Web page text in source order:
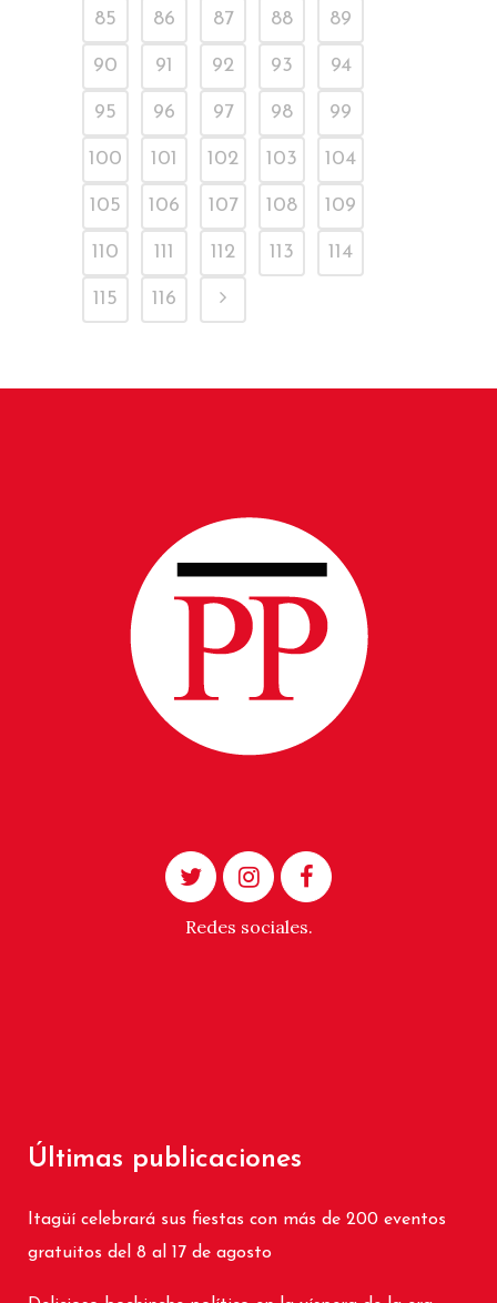
85 86 87 88 89
90 91 92 93 94
95 96 97 98 99
100 101 102 103 104
105 106 107 108 109
110 111 112 113 114
115 116
Redes sociales.
Últimas publicaciones
Itagüí celebrará sus fiestas con más de 200 eventos
gratuitos del 8 al 17 de agosto